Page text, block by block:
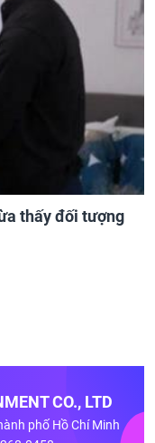
thấy đối tượng
CO., LTD
phố Hồ Chí Minh